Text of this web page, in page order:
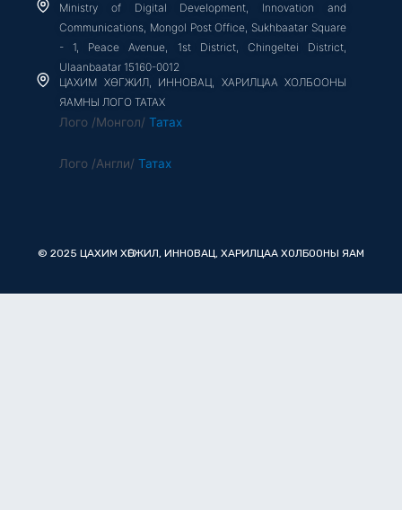
Ministry of Digital Development, Innovation and
Communications, Mongol Post Office, Sukhbaatar Square
- 1, Peace Avenue, 1st District, Chingeltei District,
Ulaanbaatar 15160-0012
ЦАХИМ ХӨГЖИЛ, ИННОВАЦ, ХАРИЛЦАА ХОЛБООНЫ
ЯАМНЫ ЛОГО ТАТАХ
Лого /Монгол/ Татах
Лого /Англи/ Татах
© 2025 ЦАХИМ ХӨГЖИЛ, ИННОВАЦ, ХАРИЛЦАА ХОЛБООНЫ ЯАМ